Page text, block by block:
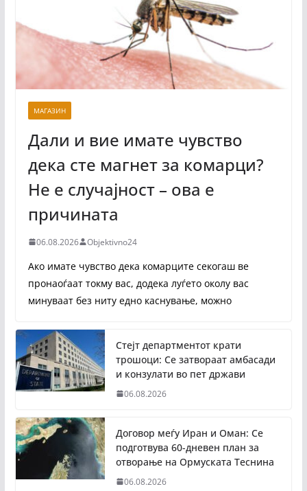
МАГАЗИН
Дали и вие имате чувство
дека сте магнет за комарци?
Не е случајност – ова е
причината
06.08.2026 Objektivno24
Ако имате чувство дека комарците секогаш ве
пронаоѓаат токму вас, додека луѓето околу вас
минуваат без ниту едно каснување, можно
Стејт департментот крати
трошоци: Се затвораат амбасади
и конзулати во пет држави
06.08.2026
Договор меѓу Иран и Оман: Се
подготвува 60-дневен план за
отворање на Ормуската Теснина
06.08.2026